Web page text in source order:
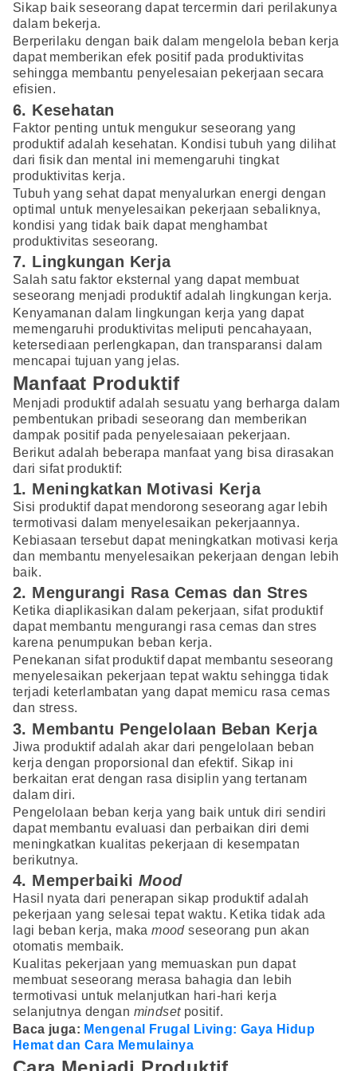
Sikap baik seseorang dapat tercermin dari perilakunya
dalam bekerja.
Berperilaku dengan baik dalam mengelola beban kerja
dapat memberikan efek positif pada produktivitas
sehingga membantu penyelesaian pekerjaan secara
efisien.
6. Kesehatan
Faktor penting untuk mengukur seseorang yang
produktif adalah kesehatan. Kondisi tubuh yang dilihat
dari fisik dan mental ini memengaruhi tingkat
produktivitas kerja.
Tubuh yang sehat dapat menyalurkan energi dengan
optimal untuk menyelesaikan pekerjaan sebaliknya,
kondisi yang tidak baik dapat menghambat
produktivitas seseorang.
7. Lingkungan Kerja
Salah satu faktor eksternal yang dapat membuat
seseorang menjadi produktif adalah lingkungan kerja.
Kenyamanan dalam lingkungan kerja yang dapat
memengaruhi produktivitas meliputi pencahayaan,
ketersediaan perlengkapan, dan transparansi dalam
mencapai tujuan yang jelas.
Manfaat Produktif
Menjadi produktif adalah sesuatu yang berharga dalam
pembentukan pribadi seseorang dan memberikan
dampak positif pada penyelesaiaan pekerjaan.
Berikut adalah beberapa manfaat yang bisa dirasakan
dari sifat produktif:
1. Meningkatkan Motivasi Kerja
Sisi produktif dapat mendorong seseorang agar lebih
termotivasi dalam menyelesaikan pekerjaannya.
Kebiasaan tersebut dapat meningkatkan motivasi kerja
dan membantu menyelesaikan pekerjaan dengan lebih
baik.
2. Mengurangi Rasa Cemas dan Stres
Ketika diaplikasikan dalam pekerjaan, sifat produktif
dapat membantu mengurangi rasa cemas dan stres
karena penumpukan beban kerja.
Penekanan sifat produktif dapat membantu seseorang
menyelesaikan pekerjaan tepat waktu sehingga tidak
terjadi keterlambatan yang dapat memicu rasa cemas
dan stress.
3. Membantu Pengelolaan Beban Kerja
Jiwa produktif adalah akar dari pengelolaan beban
kerja dengan proporsional dan efektif. Sikap ini
berkaitan erat dengan rasa disiplin yang tertanam
dalam diri.
Pengelolaan beban kerja yang baik untuk diri sendiri
dapat membantu evaluasi dan perbaikan diri demi
meningkatkan kualitas pekerjaan di kesempatan
berikutnya.
4. Memperbaiki Mood
Hasil nyata dari penerapan sikap produktif adalah
pekerjaan yang selesai tepat waktu. Ketika tidak ada
lagi beban kerja, makamoodseseorang pun akan
otomatis membaik.
Kualitas pekerjaan yang memuaskan pun dapat
membuat seseorang merasa bahagia dan lebih
termotivasi untuk melanjutkan hari-hari kerja
selanjutnya dengan mindsetpositif.
Baca juga: Mengenal Frugal Living: Gaya Hidup
Hemat dan Cara Memulainya